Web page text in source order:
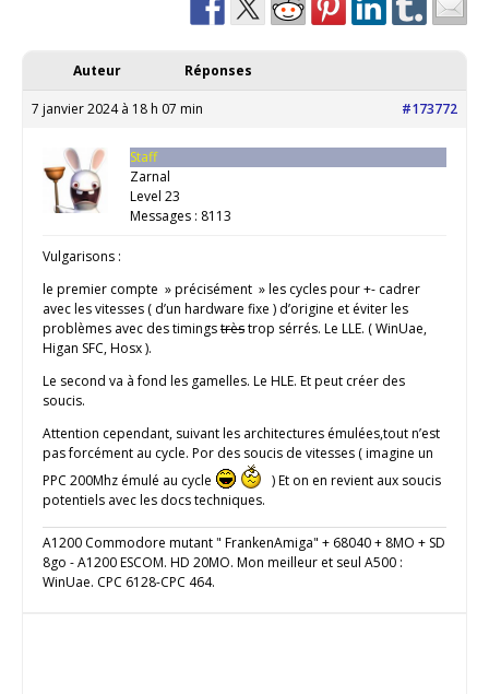
Auteur Réponses
7 janvier 2024 à 18 h 07 min #173772
Staff
Zarnal
Level 23
Messages : 8113
Vulgarisons :
le premier compte » précisément » les cycles pour +- cadrer
avec les vitesses ( d’un hardware fixe ) d’origine et éviter les
problèmes avec des timingstrèstrop sérrés. Le LLE. ( WinUae,
Higan SFC, Hosx ).
Le second va à fond les gamelles. Le HLE. Et peut créer des
soucis.
Attention cependant, suivant les architectures émulées,tout n’est
pas forcément au cycle. Por des soucis de vitesses ( imagine un
PPC 200Mhz émulé au cycle
) Et on en revient aux soucis
potentiels avec les docs techniques.
A1200 Commodore mutant " FrankenAmiga" + 68040 + 8MO + SD
8go - A1200 ESCOM. HD 20MO. Mon meilleur et seul A500 :
WinUae. CPC 6128-CPC 464.